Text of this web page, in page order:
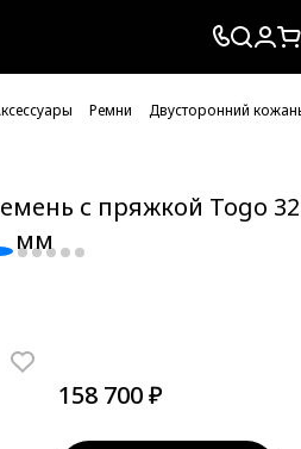
Ремни Двусторонний
с пряжкой Togo 32
мм
158 700 ₽